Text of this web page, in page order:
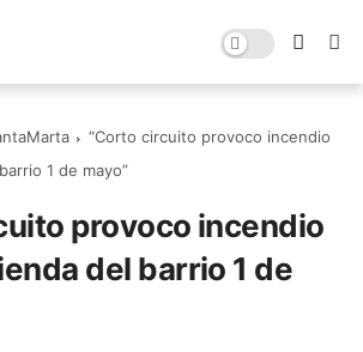
“Corto circuito provoco incendio
1 de mayo”
provoco incendio
del barrio 1 de